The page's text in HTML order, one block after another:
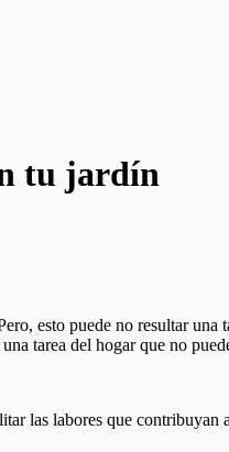
tu jardín
esto puede no resultar una
tarea del hogar que no
las labores que contribuyan